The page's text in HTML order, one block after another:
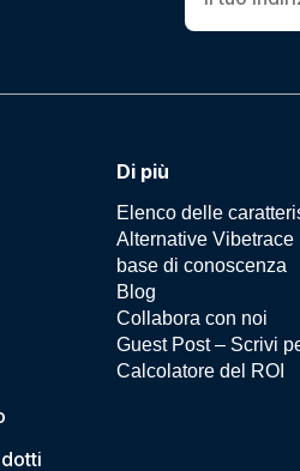
Di più
Elenco delle
Alternative Vibetrace
base di conoscenza
Blog
Collabora con noi
Guest Post – Scrivi
Calcolatore del ROI